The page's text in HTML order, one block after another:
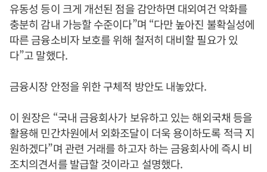
유동성 등이 크게 개선된 점을 감안하면 대외여건 악화를
충분히 감내 가능할 수준이다”며 “다만 높아진 불확실성에
따른 금융소비자 보호를 위해 철저히 대비할 필요가 있
다”고 말했다.
금융시장 안정을 위한 구체적 방안도 내놓았다.
이 원장은 “국내 금융회사가 보유하고 있는 해외국채 등을
활용해 민간차원에서 외화조달이 더욱 용이하도록 적극 지
원하겠다”며 관련 거래를 하고자 하는 금융회사에 즉시 비
조치의견서를 발급할 것이라고 설명했다.